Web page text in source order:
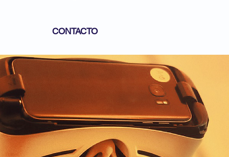
CONTACTO